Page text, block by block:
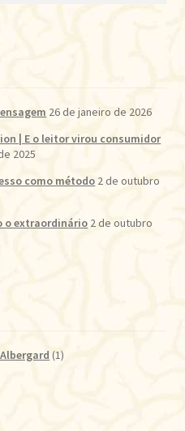
26 de janeiro de 2026
| E o leitor virou consumidor
2025
como método 2 de outubro
o extraordinário 2 de outubro
(1)